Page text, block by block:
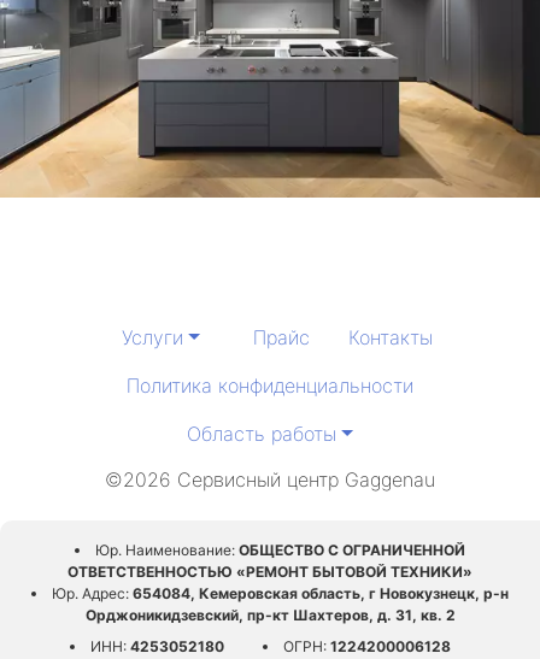
Услуги Прайс
Контакты
Политика конфиденциальности
Область работы
©2026 Сервисный центр Gaggenau
Юр. Наименование: ОБЩЕСТВО С ОГРАНИЧЕННОЙ
ОТВЕТСТВЕННОСТЬЮ «РЕМОНТ БЫТОВОЙ ТЕХНИКИ»
Юр. Адрес: 654084, Кемеровская область, г Новокузнецк, р-н
Орджоникидзевский, пр-кт Шахтеров, д. 31, кв. 2
ИНН: 4253052180 ОГРН: 1224200006128